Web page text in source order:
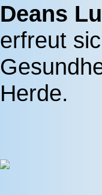
Deans
erfreut
Herde.